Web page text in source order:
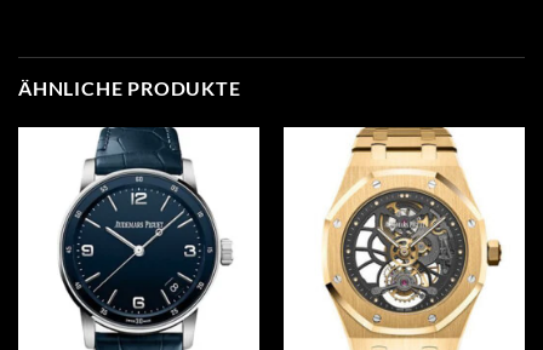
ÄHNLICHE PRODUKTE